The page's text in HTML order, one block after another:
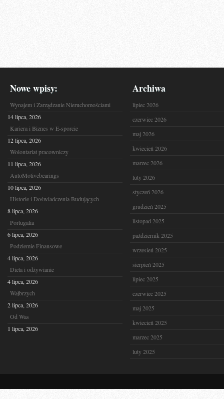
Nowe wpisy:
Wynajem i Zarządzanie Nieruchomościami
14 lipca, 2026
Kariera i Biznes w E-sporcie
12 lipca, 2026
Wolontariat pracowniczy
11 lipca, 2026
AutoMotivebearings
10 lipca, 2026
Historie i Doświadczenia Budujących
8 lipca, 2026
Portugalia
6 lipca, 2026
Podziemie Finansowe
4 lipca, 2026
Dieta i odżywianie
4 lipca, 2026
Wałbrzych
2 lipca, 2026
Od Was
1 lipca, 2026
Archiwa
lipiec 2026
czerwiec 2026
maj 2026
kwiecień 2026
marzec 2026
luty 2026
styczeń 2026
grudzień 2025
listopad 2025
październik 2025
wrzesień 2025
sierpień 2025
lipiec 2025
czerwiec 2025
maj 2025
kwiecień 2025
marzec 2025
luty 2025